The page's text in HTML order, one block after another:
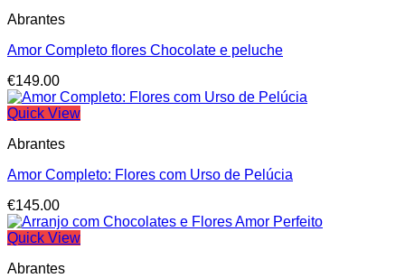
Abrantes
Amor Completo flores Chocolate e peluche
€149.00
Quick View
Abrantes
Amor Completo: Flores com Urso de Pelúcia
€145.00
Quick View
Abrantes